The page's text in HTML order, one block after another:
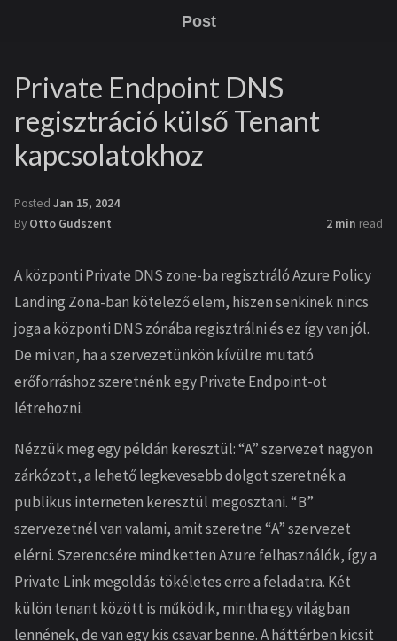
Post
Private Endpoint DNS
regisztráció külső Tenant
kapcsolatokhoz
Posted Jan 15, 2024
By Otto Gudszent 2 min read
A központi Private DNS zone-ba regisztráló Azure Policy
Landing Zona-ban kötelező elem, hiszen senkinek nincs
joga a központi DNS zónába regisztrálni és ez így van jól.
De mi van, ha a szervezetünkön kívülre mutató
erőforráshoz szeretnénk egy Private Endpoint-ot
létrehozni.
Nézzük meg egy példán keresztül: “A” szervezet nagyon
zárkózott, a lehető legkevesebb dolgot szeretnék a
publikus interneten keresztül megosztani. “B”
szervezetnél van valami, amit szeretne “A” szervezet
elérni. Szerencsére mindketten Azure felhasználók, így a
Private Link megoldás tökéletes erre a feladatra. Két
külön tenant között is működik, mintha egy világban
lennének, de van egy kis csavar benne. A háttérben kicsit